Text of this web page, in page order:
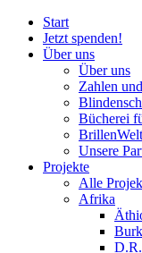
Start
Jetzt spenden!
Über uns
Über uns
Zahlen
Blinden
Bücherei
Unsere
Projekte
Alle
Afrika